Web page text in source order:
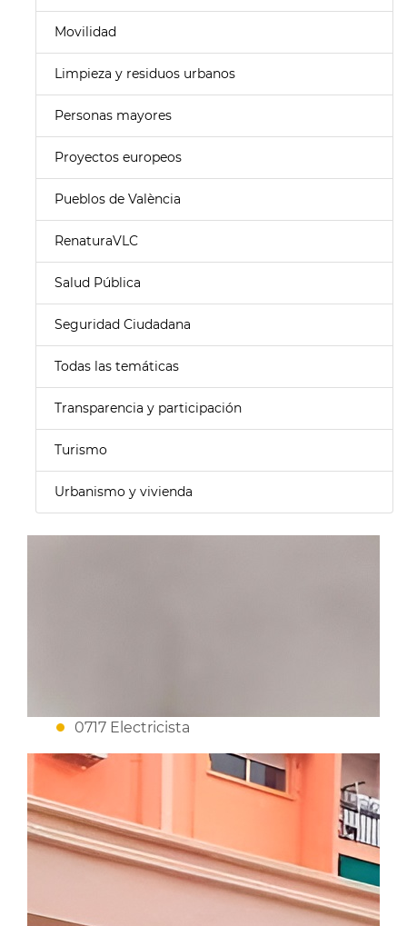
Movilidad
Limpieza y residuos urbanos
Personas mayores
Proyectos europeos
Pueblos de València
RenaturaVLC
Salud Pública
Seguridad Ciudadana
Todas las temáticas
Transparencia y participación
Turismo
Urbanismo y vivienda
0717 Electricista